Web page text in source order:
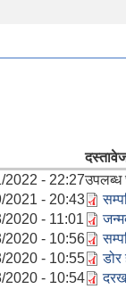
2022 - 22:27उपलब्ध
2021 - 20:43
2020 - 11:01
2020 - 10:56
2020 - 10:55 डोर
2020 - 10:54